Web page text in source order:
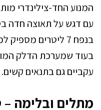
המנוע החד-צילינדרי
עם דגש על תאוצה חדה
בנפח 7 ליטרים
בעוד שמערכת הדלק
עקביים גם בתנאים קשים.
מתלים ובלימה –